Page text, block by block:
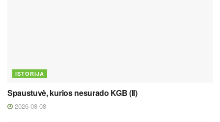
ISTORIJA
Spaustuvė, kurios nesurado KGB (II)
2026 08 08